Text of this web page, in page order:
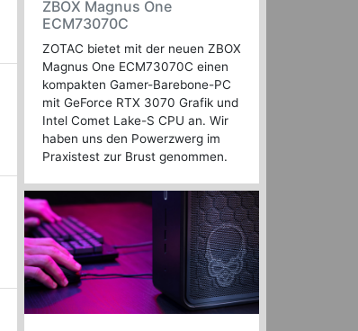
ZBOX Magnus One
ECM73070C
ZOTAC bietet mit der neuen ZBOX
Magnus One ECM73070C einen
kompakten Gamer-Barebone-PC
mit GeForce RTX 3070 Grafik und
Intel Comet Lake-S CPU an. Wir
haben uns den Powerzwerg im
Praxistest zur Brust genommen.